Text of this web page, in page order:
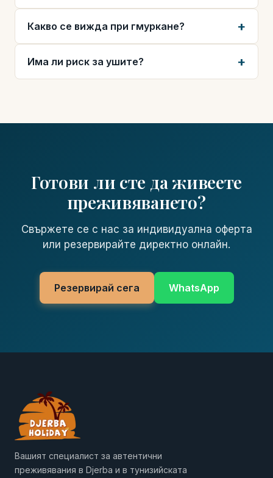
Какво се вижда при гмуркане?
Има ли риск за ушите?
Готови ли сте да живеете
преживяването?
Свържете се с нас за индивидуална оферта
или резервирайте директно онлайн.
Резервирай сега WhatsApp
Вашият специалист за автентични
преживявания в Djerba и в тунизийската